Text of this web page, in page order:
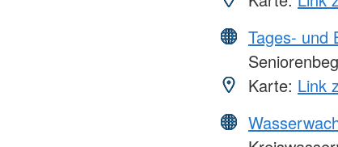
Tages- und
Karte: Link